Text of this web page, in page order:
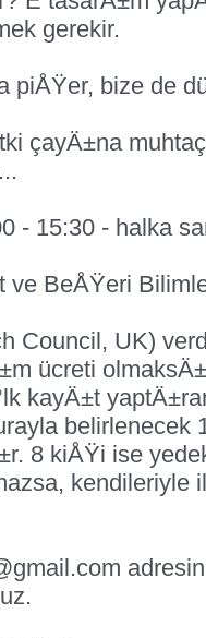
gerekir.
piÅŸer, bize de
çayÄ±na
- 15:30 - halka
ve BeÅŸeri
Council, UK)
ücreti
kayÄ±t
belirlenecek
8 kiÅŸi ise
kendileriyle